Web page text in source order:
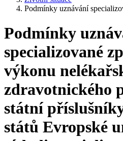
Podmínky uznávání
Podmínky
specializované
výkonu
zdravotnického
státní
států Evropské